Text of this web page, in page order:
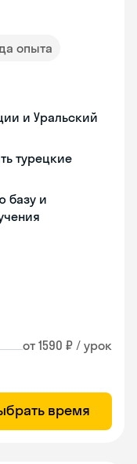
опыта
и Уральский
турецкие
базу и
от 1590 ₽ / урок
время